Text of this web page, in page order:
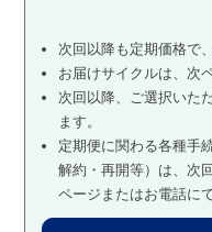
次回以降も定期価格で
お届けサイクルは、次
次回以降、ご選択いた
ます。
定期便に関わる各種手
解約・再開等）は、 次
ページまたはお電話に